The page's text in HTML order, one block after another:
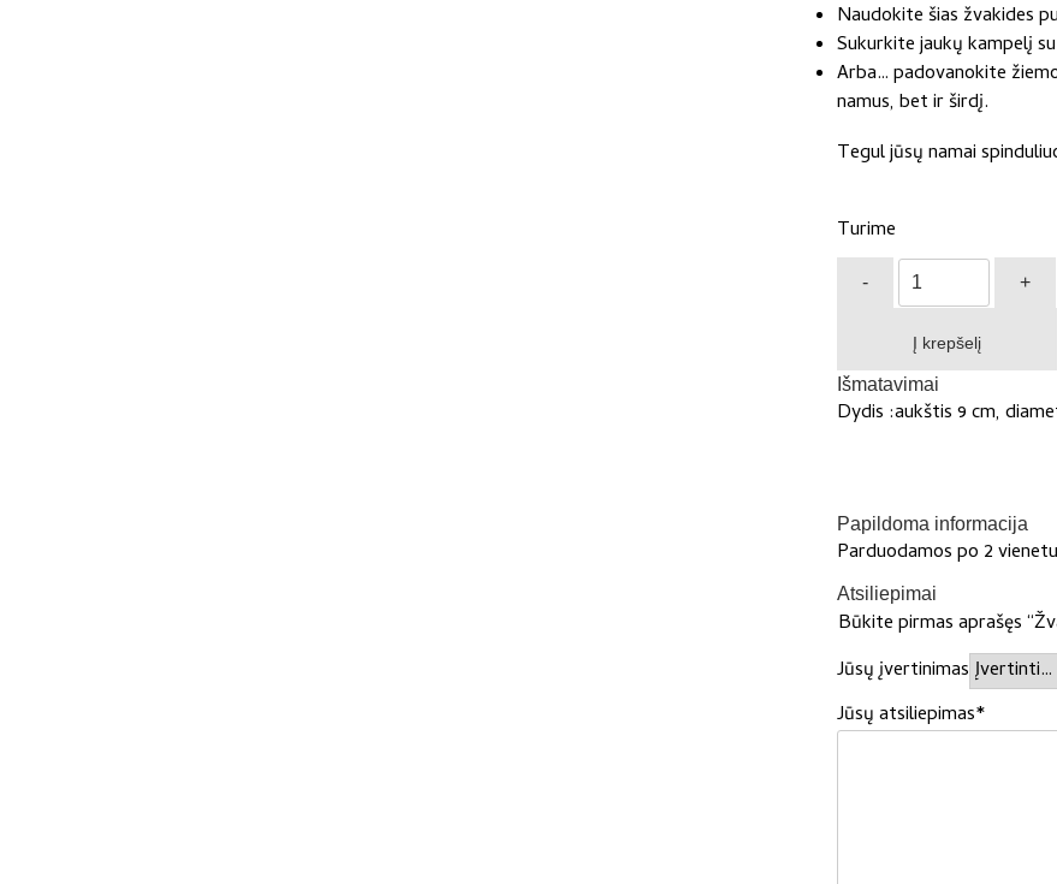
Naudokite šias žvakides
Sukurkite jaukų kampelį
Arba… padovanokite
namus, bet ir širdį.
Tegul jūsų namai
Turime
-
produkto
„Snaigės“
2
vnt
+
Į krepšelį
Išmatavimai
Dydis :aukštis 9 cm,
Papildoma informacija
Parduodamos po 2
Atsiliepimai
Būkite pirmas aprašęs
Jūsų įvertinimas
Jūsų atsiliepimas*